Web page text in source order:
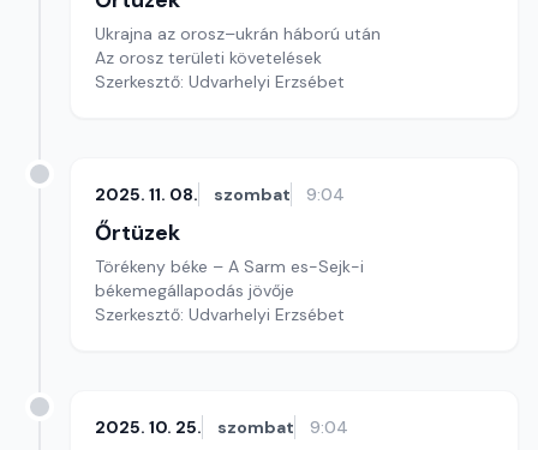
Ukrajna az orosz–ukrán háború után
Az orosz területi követelések
Szerkesztő: Udvarhelyi Erzsébet
2025. 11. 08. szombat 9:04
Őrtüzek
Törékeny béke – A Sarm es-Sejk-i
békemegállapodás jövője
Szerkesztő: Udvarhelyi Erzsébet
2025. 10. 25. szombat 9:04